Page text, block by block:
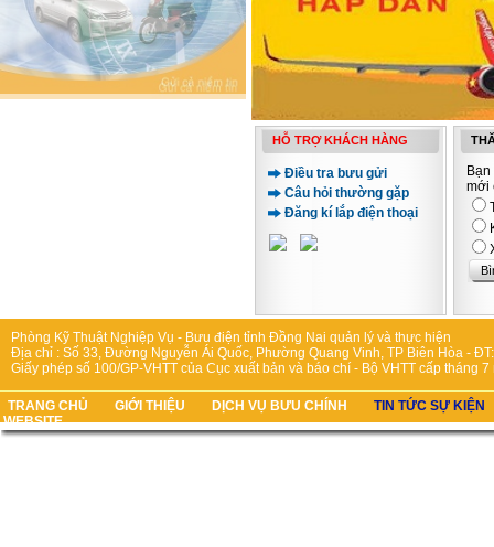
HỖ TRỢ KHÁCH HÀNG
Điều tra bưu gửi
Câu hỏi thường gặp
Đăng kí lắp điện thoại
mới
Phòng Kỹ Thuật Nghiệp Vụ - Bưu điện tỉnh Đồng Nai quản lý và thực hiện
Địa chỉ : Số 33, Đường Nguyễn Ái Quốc, Phường Quang Vinh, TP Biên Hòa -
Giấy phép số 100/GP-VHTT của Cục xuất bản và báo chí - Bộ VHTT cấp tháng 7
TRANG CHỦ GIỚI THIỆU DỊCH VỤ BƯU CHÍNH
TIN TỨC SỰ KIỆN
WEBSITE